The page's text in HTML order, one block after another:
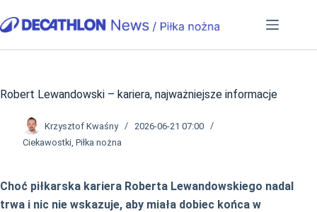
do
Robert Lewandowski – kariera, najważniejsze informacje
Krzysztof Kwaśny
2026-06-21 07:00
Ciekawostki, Piłka nożna
Choć piłkarska kariera Roberta Lewandowskiego nadal
trwa i nic nie wskazuje, aby miała dobiec końca w